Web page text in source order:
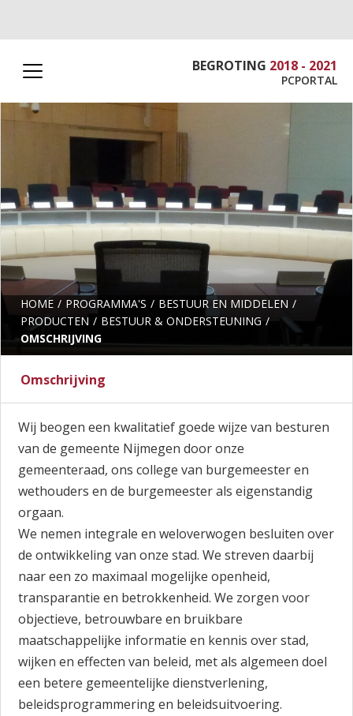
BEGROTING 2018 - 2021
PCPORTAL
HOME PROGRAMMA'S
BESTUUR EN MIDDELEN
PRODUCTEN
BESTUUR & ONDERSTEUNING
OMSCHRIJVING
Omschrijving
Wij beogen een kwalitatief goede wijze van besturen
van de gemeente Nijmegen door onze
gemeenteraad, ons college van burgemeester en
wethouders en de burgemeester als eigenstandig
orgaan.
We nemen integrale en weloverwogen besluiten over
de ontwikkeling van onze stad. We streven daarbij
naar een zo maximaal mogelijke openheid,
transparantie en betrokkenheid. We zorgen voor
objectieve, betrouwbare en bruikbare
maatschappelijke informatie en kennis over stad,
wijken en effecten van beleid, met als algemeen doel
een betere gemeentelijke dienstverlening,
beleidsprogrammering en beleidsuitvoering.